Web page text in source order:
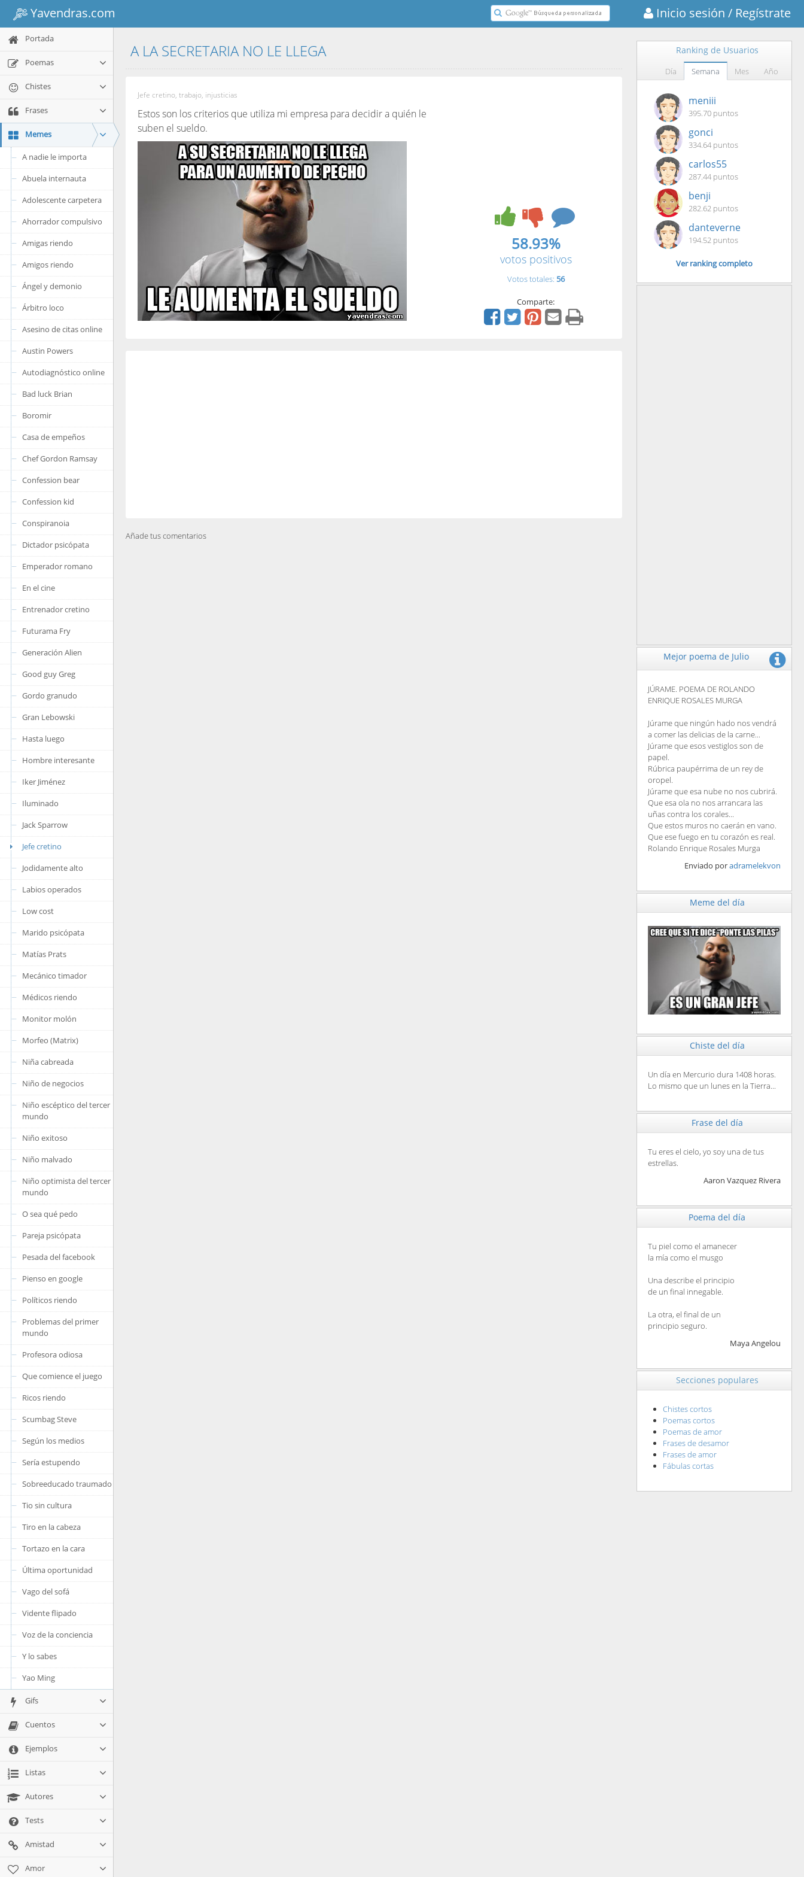
Yavendras.com Inicio sesión / Regístrate
Portada
Poemas
Chistes
Frases
Memes
A nadie le importa
Abuela internauta
Adolescente carpetera
Ahorrador compulsivo
Amigas riendo
Amigos riendo
Ángel y demonio
Árbitro loco
Asesino de citas online
Austin Powers
Autodiagnóstico online
Bad luck Brian
Boromir
Casa de empeños
Chef Gordon Ramsay
Confession bear
Confession kid
Conspiranoia
Dictador psicópata
Emperador romano
En el cine
Entrenador cretino
Futurama Fry
Generación Alien
Good guy Greg
Gordo granudo
Gran Lebowski
Hasta luego
Hombre interesante
Iker Jiménez
Iluminado
Jack Sparrow
Jefe cretino
Jodidamente alto
Labios operados
Low cost
Marido psicópata
Matías Prats
Mecánico timador
Médicos riendo
Monitor molón
Morfeo (Matrix)
Niña cabreada
Niño de negocios
Niño escéptico del tercer
mundo
Niño exitoso
Niño malvado
Niño optimista del tercer
mundo
O sea qué pedo
Pareja psicópata
Pesada del facebook
Pienso en google
Políticos riendo
Problemas del primer
mundo
Profesora odiosa
Que comience el juego
Ricos riendo
Scumbag Steve
Según los medios
Sería estupendo
Sobreeducado traumado
Tio sin cultura
Tiro en la cabeza
Tortazo en la cara
Última oportunidad
Vago del sofá
Vidente flipado
Voz de la conciencia
Y lo sabes
Yao Ming
Gifs
Cuentos
Ejemplos
Listas
Autores
Tests
Amistad
Amor
A LA SECRETARIA NO LE LLEGA
Jefe cretino, trabajo, injusticias
Estos son los criterios que utiliza mi empresa para decidir a quién le
suben el sueldo.
58.93%
votos positivos
Votos totales: 56
Comparte:
Añade tus comentarios
Ranking de Usuarios
Día Semana Mes Año
meniii
395.70 puntos
gonci
334.64 puntos
carlos55
287.44 puntos
benji
282.62 puntos
danteverne
194.52 puntos
Ver ranking completo
Mejor poema de Julio
JÚRAME. POEMA DE ROLANDO
ENRIQUE ROSALES MURGA
Júrame que ningún hado nos vendrá
a comer las delicias de la carne...
Júrame que esos vestiglos son de
papel.
Rúbrica paupérrima de un rey de
oropel.
Júrame que esa nube no nos cubrirá.
Que esa ola no nos arrancara las
uñas contra los corales...
Que estos muros no caerán en vano.
Que ese fuego en tu corazón es real.
Rolando Enrique Rosales Murga
Enviado poradramelekvon
Meme del día
Chiste del día
Un día en Mercurio dura 1408 horas.
Lo mismo que un lunes en la Tierra...
Frase del día
Tu eres el cielo, yo soy una de tus
estrellas.
Aaron Vazquez Rivera
Poema del día
Tu piel como el amanecer
la mía como el musgo
Una describe el principio
de un final innegable.
La otra, el final de un
principio seguro.
Maya Angelou
Secciones populares
Chistes cortos
Poemas cortos
Poemas de amor
Frases de desamor
Frases de amor
Fábulas cortas